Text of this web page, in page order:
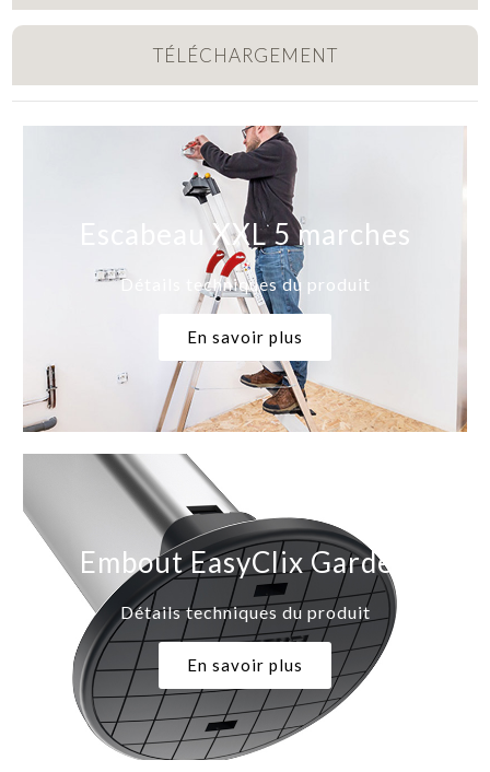
TÉLÉCHARGEMENT
Escabeau XXL 5 marches
Détails techniques du produit
En savoir plus
Embout EasyClix Garden
Détails techniques du produit
En savoir plus